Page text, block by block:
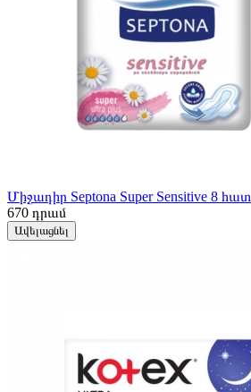
Միջադիր Septona Super Sensitive 8 հատ
670 դրամ
Ավելացնել